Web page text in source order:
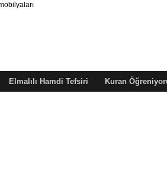
Elmalılı Hamdi Tefsiri Kuran